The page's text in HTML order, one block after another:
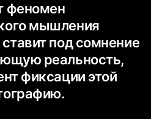
феномен
мышления
под сомнение
реальность,
фиксации этой